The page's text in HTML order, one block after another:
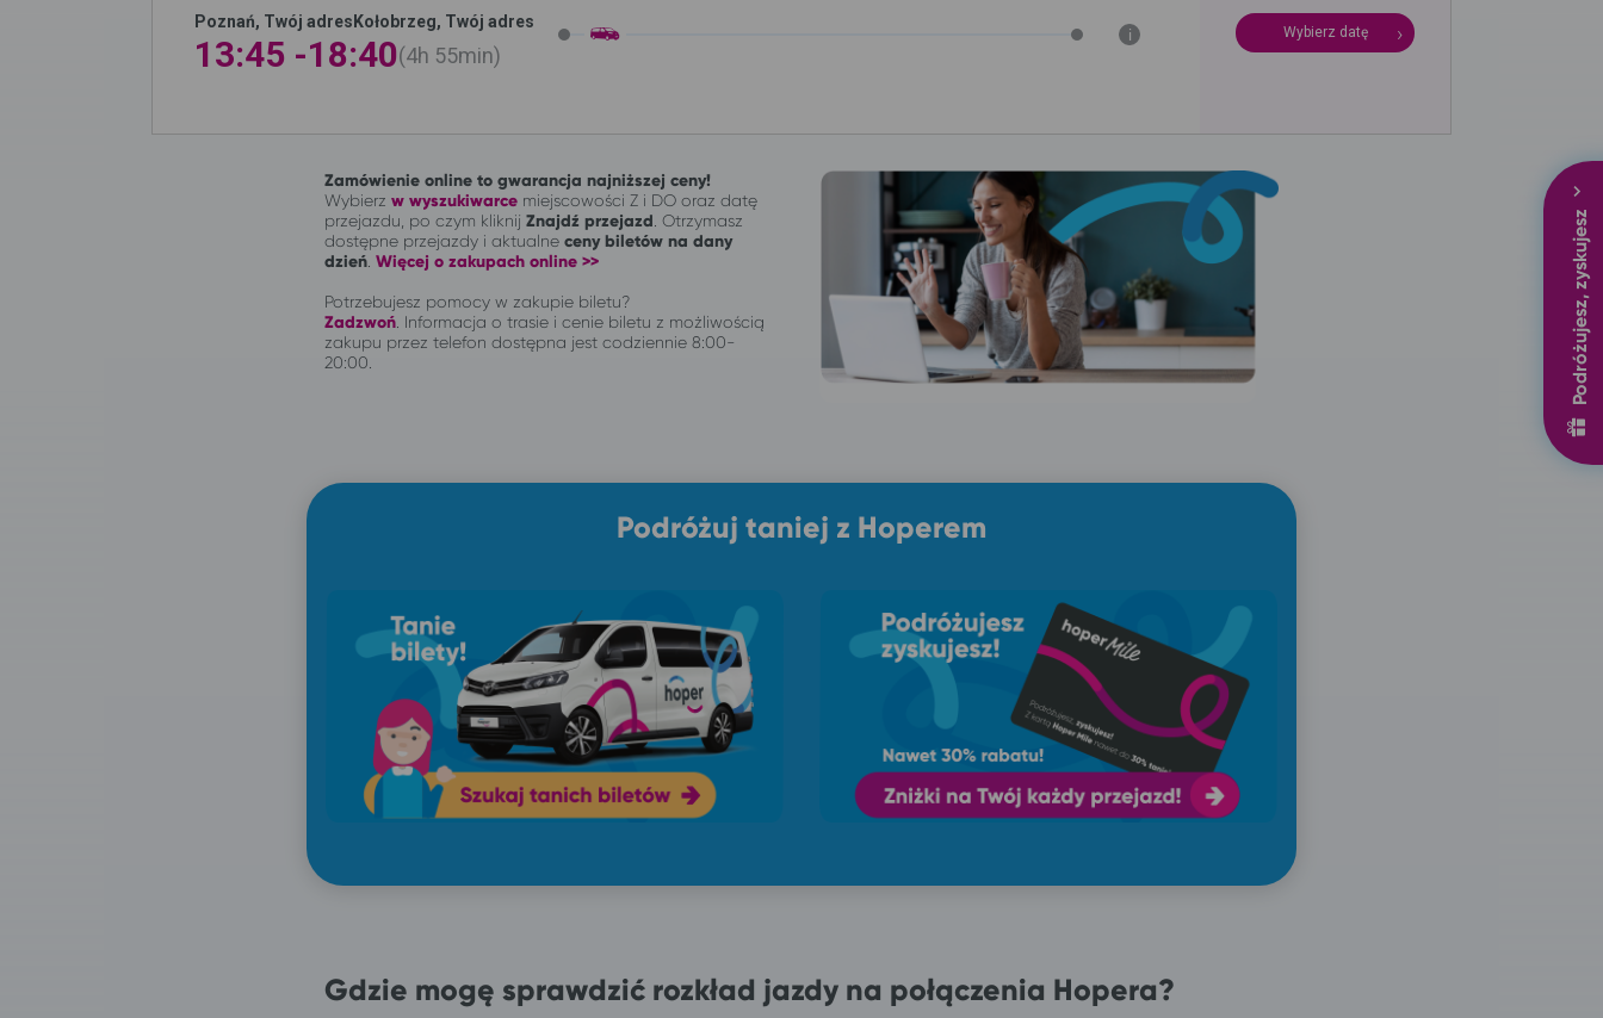
Podróżujesz, zyskujesz
Poznań, Twój adres Kołobrzeg, Twój adres
13:45 -18:40 4h 55min
i Wybierz datę
Zamówienie online to gwarancja najniższej ceny!
Wybierz w wyszukiwarce miejscowości Z i DO oraz datę
przejazdu, po czym kliknij Znajdź przejazd . Otrzymasz
dostępne przejazdy i aktualne ceny biletów na dany
dzień Więcej o zakupach online >>
Potrzebujesz pomocy w zakupie biletu?
Zadzwoń Informacja o trasie i cenie biletu z możliwością
zakupu przez telefon dostępna jest codziennie 8:00-
20:00.
Podróżuj taniej z Hoperem
Gdzie mogę sprawdzić rozkład jazdy na połączenia Hopera?